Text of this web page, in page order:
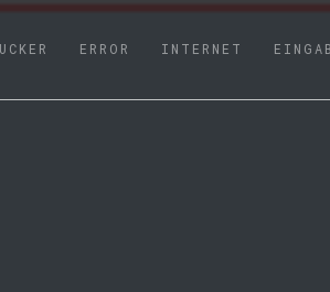
ERROR INTERNET